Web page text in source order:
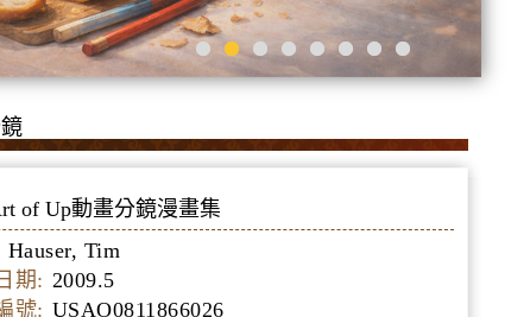
of Up動畫分鏡漫畫集
Hauser, Tim
期: 2009.5
號: USAO0811866026